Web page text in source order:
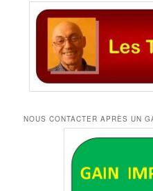
NOUS CONTACTER APRÈS UN